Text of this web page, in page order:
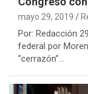
mayo 29, 2019
Por: Redacción
federal por
“cerrazón”…